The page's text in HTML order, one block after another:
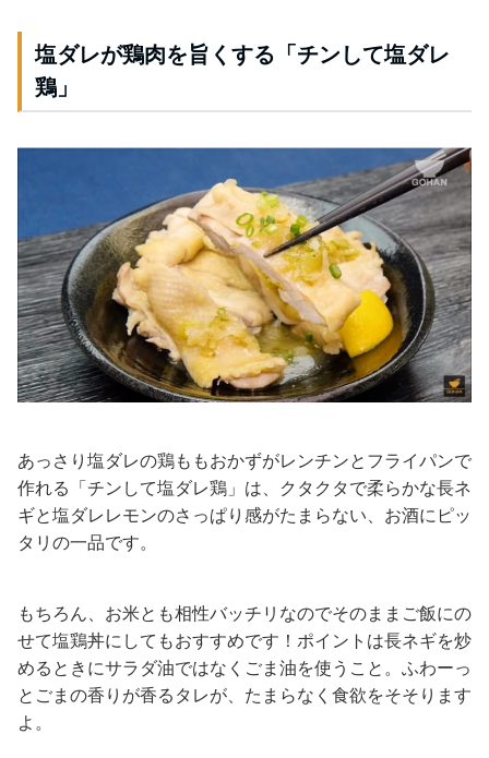
塩ダレが鶏肉を旨くする「チンして塩ダレ
鶏」
あっさり塩ダレの鶏ももおかずがレンチンとフライパンで
作れる「チンして塩ダレ鶏」は、クタクタで柔らかな長ネ
ギと塩ダレレモンのさっぱり感がたまらない、お酒にピッ
タリの一品です。
もちろん、お米とも相性バッチリなのでそのままご飯にの
せて塩鶏丼にしてもおすすめです！ポイントは長ネギを炒
めるときにサラダ油ではなくごま油を使うこと。ふわーっ
とごまの香りが香るタレが、たまらなく食欲をそそります
よ。